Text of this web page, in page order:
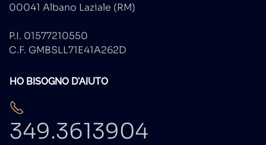
00041 Albano Laziale (RM)
P.I. 01577210550
C.F. GMBSLL71E41A262D
HO BISOGNO D'AIUTO
349.3613904